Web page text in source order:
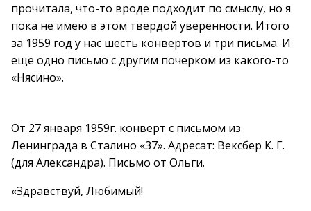
прочитала, что-то вроде подходит по смыслу, но я
пока не имею в этом твердой уверенности. Итого
за 1959 год у нас шесть конвертов и три письма. И
еще одно письмо с другим почерком из какого-то
«Нясино».
От 27 января 1959г. конверт с письмом из
Ленинграда в Сталино «37». Адресат: Вексбер К. Г.
(для Александра). Письмо от Ольги.
«Здравствуй, Любимый!